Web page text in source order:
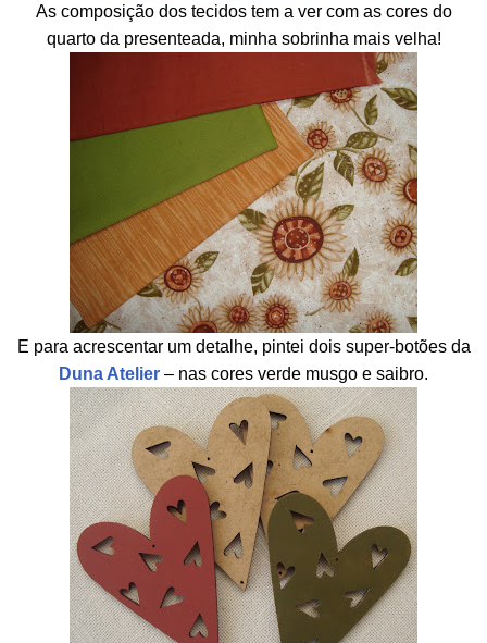
As composição dos tecidos tem a ver com as cores do
quarto da presenteada, minha sobrinha mais velha!
E para acrescentar um detalhe, pintei dois super-botões da
Duna Atelier – nas cores verde musgo e saibro.